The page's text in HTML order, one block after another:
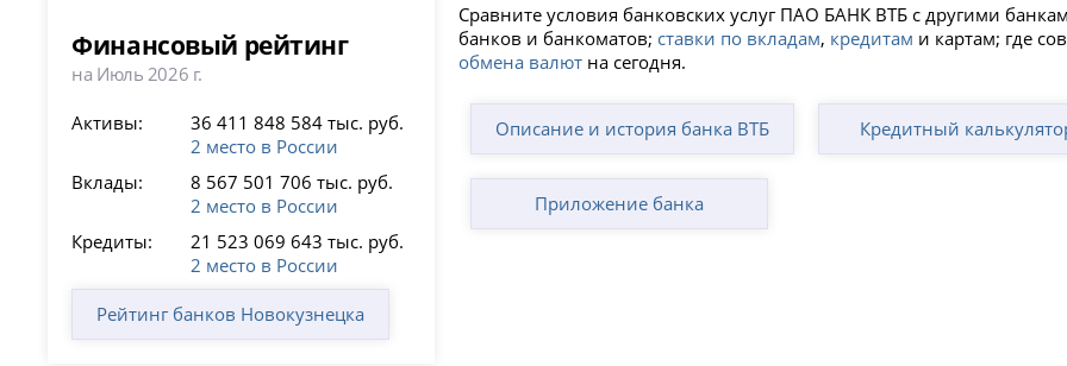
Финансовый рейтинг
на Июль 2026 г.
Активы:
36 411 848 584 тыс. руб.
2 место в России
Вклады:
8 567 501 706 тыс. руб.
2 место в России
Кредиты:
21 523 069 643 тыс. руб.
2 место в России
Рейтинг банков Новокузнецка
Сравните условия банковских услуг ПАО БАНК ВТБ с другими
банков и банкоматов; ставки по вкладам, кредитам и картам; где
обмена валют на сегодня.
Описание и история банка ВТБ Кредитный
Приложение банка